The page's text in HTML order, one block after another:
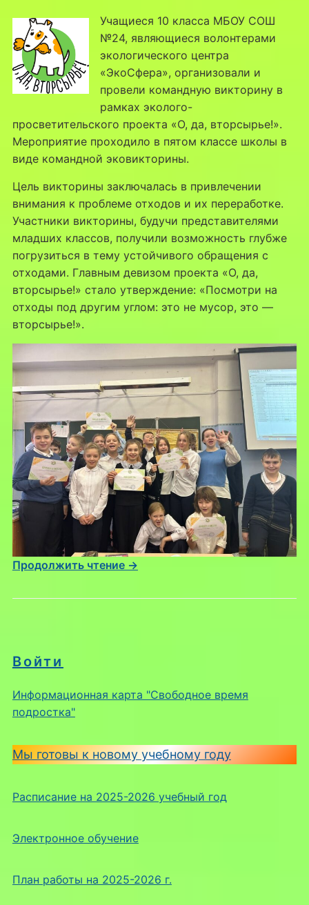
Войти
Информационная карта "Свободное время
подростка"
Мы готовы к новому учебному году
Расписание на 2025-2026 учебный год
Электронное обучение
План работы на 2025-2026 г.
Учащиеся 10 класса МБОУ СОШ
№24, являющиеся волонтерами
экологического центра
«ЭкоСфера», организовали и
провели командную викторину в
рамках эколого-
просветительского проекта «О, да, вторсырье!».
Мероприятие проходило в пятом классе школы в
виде командной эковикторины.
Цель викторины заключалась в привлечении
внимания к проблеме отходов и их переработке.
Участники викторины, будучи представителями
младших классов, получили возможность глубже
погрузиться в тему устойчивого обращения с
отходами. Главным девизом проекта «О, да,
вторсырье!» стало утверждение: «Посмотри на
отходы под другим углом: это не мусор, это —
вторсырье!».
Продолжить чтение →